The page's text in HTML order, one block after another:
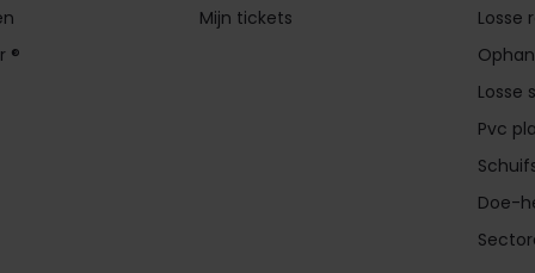
®
Mijn tickets
Losse
Losse
Pvc
Doe-